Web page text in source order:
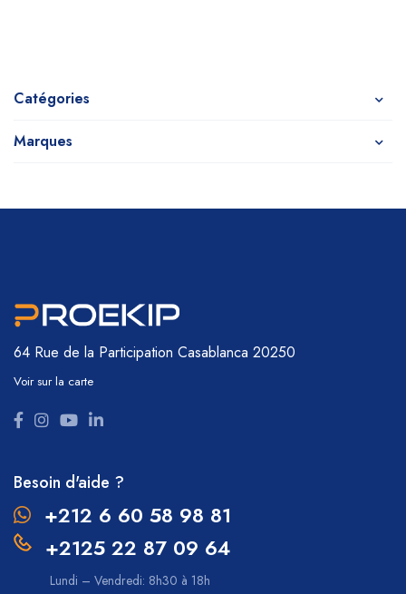
Catégories
Marques
64 Rue de la Participation Casablanca 20250
Voir sur la carte
Besoin d'aide ?
+212 6 60 58 98 81
+2125 22 87 09 64
Lundi – Vendredi: 8h30 à 18h